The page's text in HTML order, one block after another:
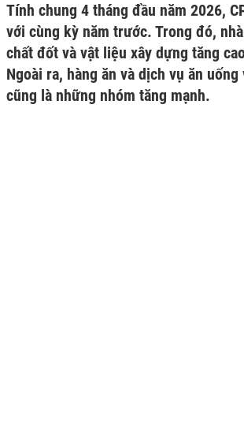
Tính chung 4 tháng đầu năm 2026,
với cùng kỳ năm trước. Trong đó,
chất đốt và vật liệu xây dựng tăng
Ngoài ra, hàng ăn và dịch vụ ăn
cũng là những nhóm tăng mạnh.